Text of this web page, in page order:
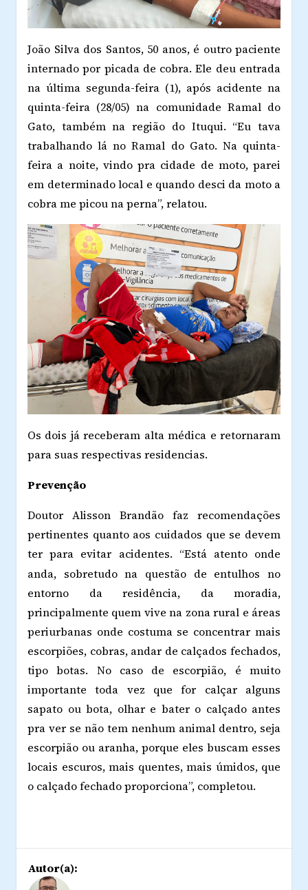
João Silva dos Santos, 50 anos, é outro paciente
internado por picada de cobra. Ele deu entrada
na última segunda-feira (1), após acidente na
quinta-feira (28/05) na comunidade Ramal do
Gato, também na região do Ituqui. “Eu tava
trabalhando lá no Ramal do Gato. Na quinta-
feira a noite, vindo pra cidade de moto, parei
em determinado local e quando desci da moto a
cobra me picou na perna”, relatou.
Os dois já receberam alta médica e retornaram
para suas respectivas residencias.
Prevenção
Doutor Alisson Brandão faz recomendações
pertinentes quanto aos cuidados que se devem
ter para evitar acidentes. “Estáatento onde
anda, sobretudo na questão de entulhos no
entorno da residência, da moradia,
principalmente quem vive na zona rural e áreas
periurbanas onde costuma se concentrar mais
escorpiões, cobras, andar de calçados fechados,
tipo botas. No caso de escorpião, é muito
importante toda vez que for calçar alguns
sapato ou bota, olhar e bater o calçado antes
pra ver se não tem nenhum animal dentro, seja
escorpião ou aranha, porque eles buscam esses
locais escuros, mais quentes, mais úmidos, que
o calçado fechado proporciona”, completou.
Autor(a):